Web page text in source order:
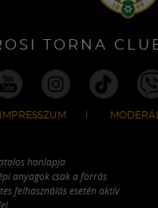
TORNA
IMPRESSZUM
honlapja
anyagok csak a forrás
felhasználás esetén aktív